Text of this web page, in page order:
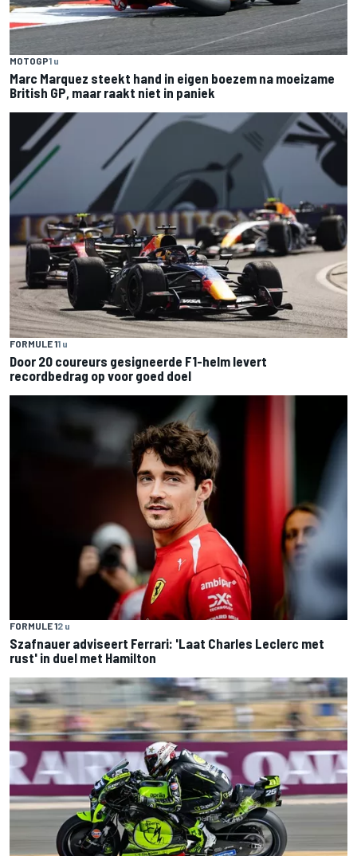
MOTOGP1 u
Marc Marquez steekt hand in eigen boezem na moeizame
British GP, maar raakt niet in paniek
FORMULE 11 u
Door 20 coureurs gesigneerde F1-helm levert
recordbedrag op voor goed doel
FORMULE 12 u
Szafnauer adviseert Ferrari: 'Laat Charles Leclerc met
rust' in duel met Hamilton